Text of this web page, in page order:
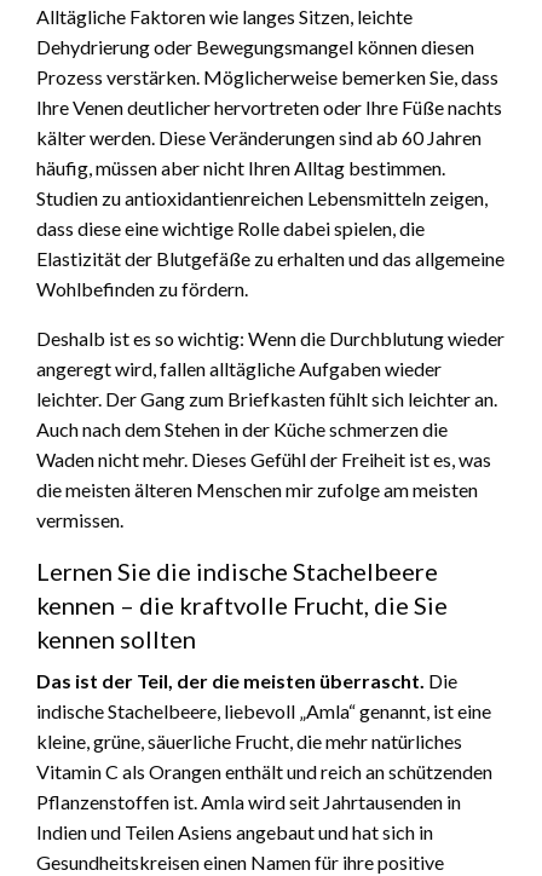
Alltägliche Faktoren wie langes Sitzen, leichte
Dehydrierung oder Bewegungsmangel können diesen
Prozess verstärken. Möglicherweise bemerken Sie, dass
Ihre Venen deutlicher hervortreten oder Ihre Füße nachts
kälter werden. Diese Veränderungen sind ab 60 Jahren
häufig, müssen aber nicht Ihren Alltag bestimmen.
Studien zu antioxidantienreichen Lebensmitteln zeigen,
dass diese eine wichtige Rolle dabei spielen, die
Elastizität der Blutgefäße zu erhalten und das allgemeine
Wohlbefinden zu fördern.
Deshalb ist es so wichtig: Wenn die Durchblutung wieder
angeregt wird, fallen alltägliche Aufgaben wieder
leichter. Der Gang zum Briefkasten fühlt sich leichter an.
Auch nach dem Stehen in der Küche schmerzen die
Waden nicht mehr. Dieses Gefühl der Freiheit ist es, was
die meisten älteren Menschen mir zufolge am meisten
vermissen.
Lernen Sie die indische Stachelbeere
kennen – die kraftvolle Frucht, die Sie
kennen sollten
Das ist der Teil, der die meisten überrascht. Die
indische Stachelbeere, liebevoll „Amla“ genannt, ist eine
kleine, grüne, säuerliche Frucht, die mehr natürliches
Vitamin C als Orangen enthält und reich an schützenden
Pflanzenstoffen ist. Amla wird seit Jahrtausenden in
Indien und Teilen Asiens angebaut und hat sich in
Gesundheitskreisen einen Namen für ihre positive